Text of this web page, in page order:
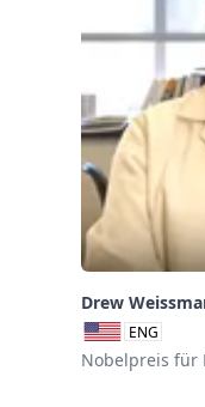
Drew
ENG
Nobelpreis für